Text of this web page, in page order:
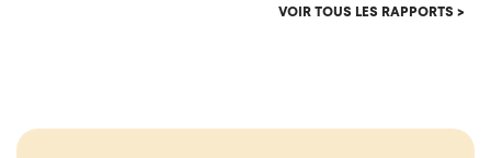
VOIR TOUS LES RAPPORTS >